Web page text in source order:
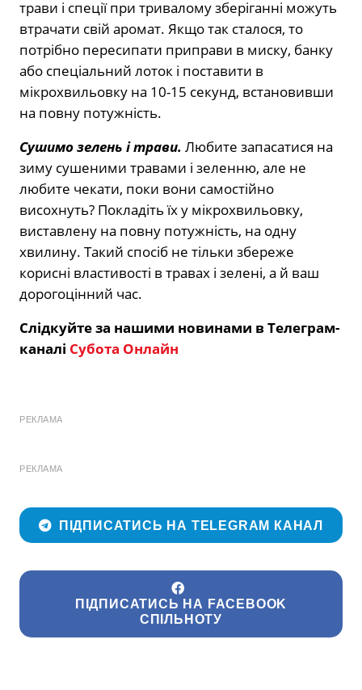
трави і спеції при тривалому зберіганні можуть
втрачати свій аромат. Якщо так сталося, то
потрібно пересипати приправи в миску, банку
або спеціальний лоток і поставити в
мікрохвильовку на 10-15 секунд, встановивши
на повну потужність.
Сушимо зелень і трави. Любите запасатися на
зиму сушеними травами і зеленню, але не
любите чекати, поки вони самостійно
висохнуть? Покладіть їх у мікрохвильовку,
виставлену на повну потужність, на одну
хвилину. Такий спосіб не тільки збереже
корисні властивості в травах і зелені, а й ваш
дорогоцінний час.
Слідкуйте за нашими новинами в Телеграм-
каналі Субота Онлайн
РЕКЛАМА
РЕКЛАМА
ПІДПИСАТИСЬ НА TELEGRAM КАНАЛ
ПІДПИСАТИСЬ НА FACEBOOK
СПІЛЬНОТУ